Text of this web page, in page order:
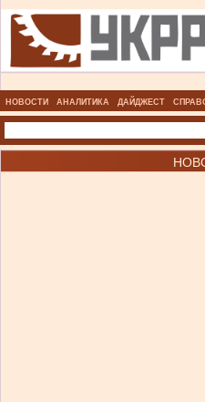
НОВОСТИ АНАЛИТИКА ДАЙДЖЕСТ